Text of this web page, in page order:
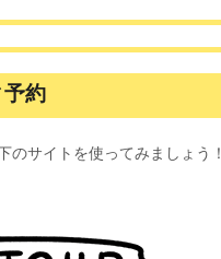
約
のサイトを使ってみましょう！